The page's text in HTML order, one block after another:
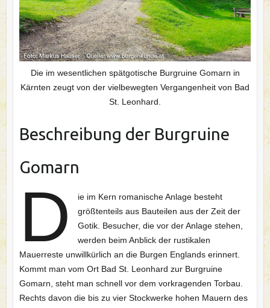
Die im wesentlichen spätgotische Burgruine Gomarn in
Kärnten zeugt von der vielbewegten Vergangenheit von Bad
St. Leonhard.
Beschreibung der Burgruine
Gomarn
D
ie im Kern romanische Anlage besteht
größtenteils aus Bauteilen aus der Zeit der
Gotik. Besucher, die vor der Anlage stehen,
werden beim Anblick der rustikalen
Mauerreste unwillkürlich an die Burgen Englands erinnert.
Kommt man vom Ort Bad St. Leonhard zur Burgruine
Gomarn, steht man schnell vor dem vorkragenden Torbau.
Rechts davon die bis zu vier Stockwerke hohen Mauern des